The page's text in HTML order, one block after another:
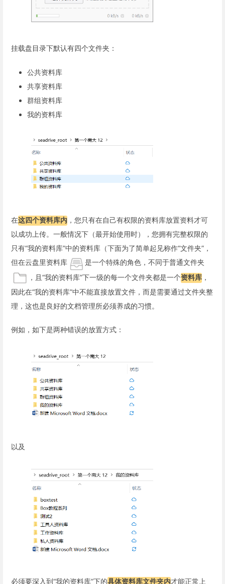
挂载盘目录下默认有四个文件夹：
公共资料库
共享资料库
群组资料库
我的资料库
在这四个资料库内 ，您只有在自己有权限的资料库放置资料才可
以成功上传。一般情况下（最开始使用时），您拥有完整权限的
只有“我的资料库”中的资料库（下面为了简单起见称作“文件夹”，
但在云盘里资料库
是一个特殊的角色，不同于普通文件夹
，且“我的资料库”下一级的每一个文件夹都是一个资料库 ，
因此在“我的资料库”中不能直接放置文件，而是需要通过文件夹整
理，这也是良好的文档管理所必须养成的习惯。
例如，如下是两种错误的放置方式：
以及
必须要深入到“我的资料库”下的具体资料库文件夹内才能正常上